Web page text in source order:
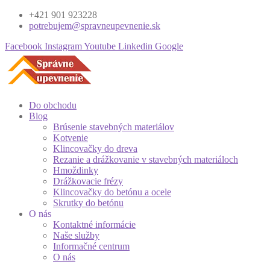
+421 901 923228
potrebujem@spravneupevnenie.sk
Facebook InstagramYoutube Linkedin Google
Do obchodu
Blog
Brúsenie stavebných materiálov
Kotvenie
Klincovačky do dreva
Rezanie a drážkovanie v stavebných materiáloch
Hmoždinky
Drážkovacie frézy
Klincovačky do betónu a ocele
Skrutky do betónu
O nás
Kontaktné informácie
Naše služby
Informačné centrum
O nás